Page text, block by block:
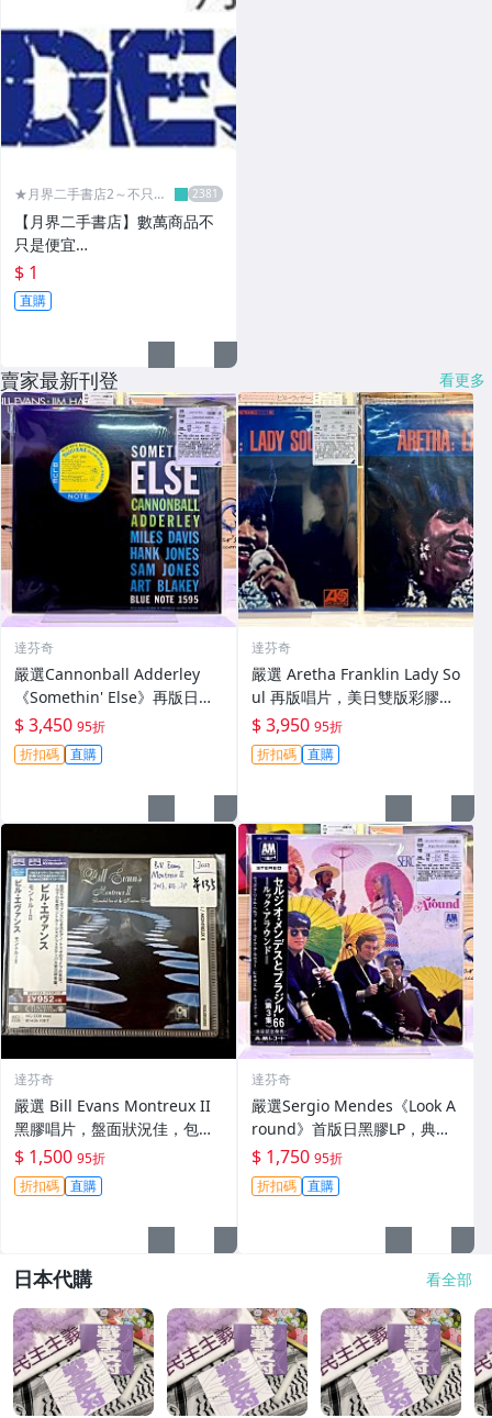
★月界二手書店2～不只是
【月界二手書店】數萬商品不
只是便宜…
$ 1
直購
賣家最新刊登 看更多
達芬奇
嚴選Cannonball Adderley
《Somethin' Else》再版日版
黑膠LP爵士硬波普音樂推薦收
藏 爵士 Hard Bop 黑膠 LP
$ 3,450 95折
折扣碼 直購
達芬奇
嚴選 Aretha Franklin Lady So
ul 再版唱片，美日雙版彩膠黑
膠 LP，Funk & Soul音樂風采
★ 樂評 唱片 點唱
$ 3,950 95折
折扣碼 直購
達芬奇
嚴選 Bill Evans Montreux II
黑膠唱片，盤面狀況佳，包裝
精良。飛機盒運送，保證安全
達陣。CD狀態良好，適合收
藏。 Montreux
$ 1,500 95折
折扣碼 直購
達芬奇
嚴選Sergio Mendes《Look A
round》首版日黑膠LP，典藏
拉丁爵士Bossanova風 Latin J
azz Bossanova 黑膠
$ 1,750 95折
折扣碼 直購
日本代購 看全部